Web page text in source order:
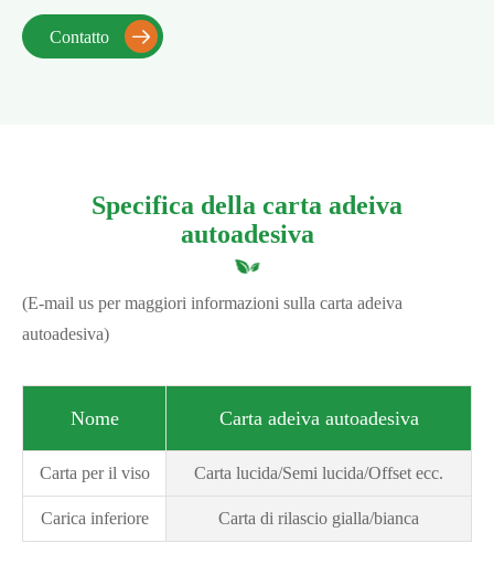
Contatto 
Specifica della carta adeiva
autoadesiva
(E-mail us per maggiori informazioni sulla carta adeiva
autoadesiva)
Nome Carta adeiva autoadesiva
Carta per il viso Carta lucida/Semi lucida/Offset ecc.
Carica inferiore Carta di rilascio gialla/bianca